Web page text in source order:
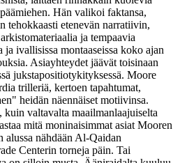
Hän valikoi faktansa,
tehokkaasti etenevän narratiivin,
ja tempaavia
ja ivallisissa montaaseissa koko ajan
Asiayhteydet jäävät toisinaan
jukstapositiotykityksessä. Moore
trilleriä, kertoen tapahtumat,
heidän näennäiset motiivinsa.
valtavalta maailmanlaajuiselta
mitä moninaisimmat asiat Mooren
nähdään Al‑Qaidan
Centerin torneja päin. Tai